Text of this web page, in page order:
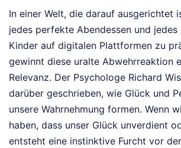
In einer Welt, die darauf ausgerichtet
jedes perfekte Abendessen und jedes
Kinder auf digitalen Plattformen zu
gewinnt diese uralte Abwehrreaktion
Relevanz. Der Psychologe Richard
darüber geschrieben, wie Glück und
unsere Wahrnehmung formen. Wenn
haben, dass unser Glück unverdient
entsteht eine instinktive Furcht vor